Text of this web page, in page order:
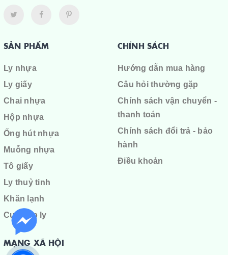
SẢN PHẨM
Ly nhựa
Ly giấy
Chai nhựa
Hộp nhựa
Ống hút nhựa
Muỗng nhựa
Tô giấy
Ly thuỷ tinh
Khăn lạnh
Cuộn ép ly
CHÍNH SÁCH
Hướng dẫn mua hàng
Câu hỏi thường gặp
Chính sách vận chuyển -
thanh toán
Chính sách đổi trả - bảo
hành
Điều khoản
MẠNG XÃ HỘI